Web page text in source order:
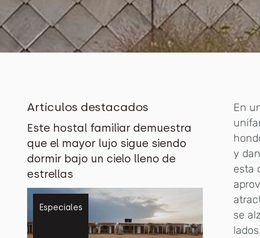
Artículos destacados
Este hostal familiar demuestra
que el mayor lujo sigue siendo
dormir bajo un cielo lleno de
estrellas
Especiales
En
y
esta
se